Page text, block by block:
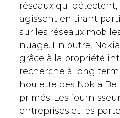
réseaux qui
agissent en tirant
sur les réseaux
nuage. En outre,
grâce à la propriété
recherche à long
houlette des Nokia
primés. Les
entreprises et les